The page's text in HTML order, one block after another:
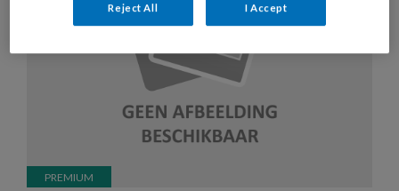
Reject All I Accept